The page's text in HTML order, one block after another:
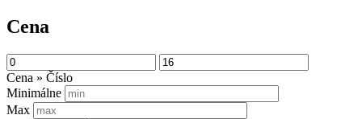
Cena
Cena » Číslo
Minimálne
Max